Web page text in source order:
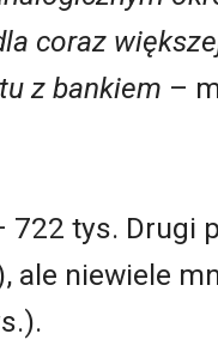
coraz
z bankiem –
722 tys. Drugi
ale niewiele